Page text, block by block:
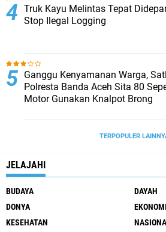
Truk Kayu Melintas Tepat
Stop Ilegal Logging
Ganggu Kenyamanan Warga,
Polresta Banda Aceh Sita 80
Motor Gunakan Knalpot Brong
TERPOPULER
JELAJAHI
BUDAYA
DAYAH
DONYA
EKONOMI
KESEHATAN